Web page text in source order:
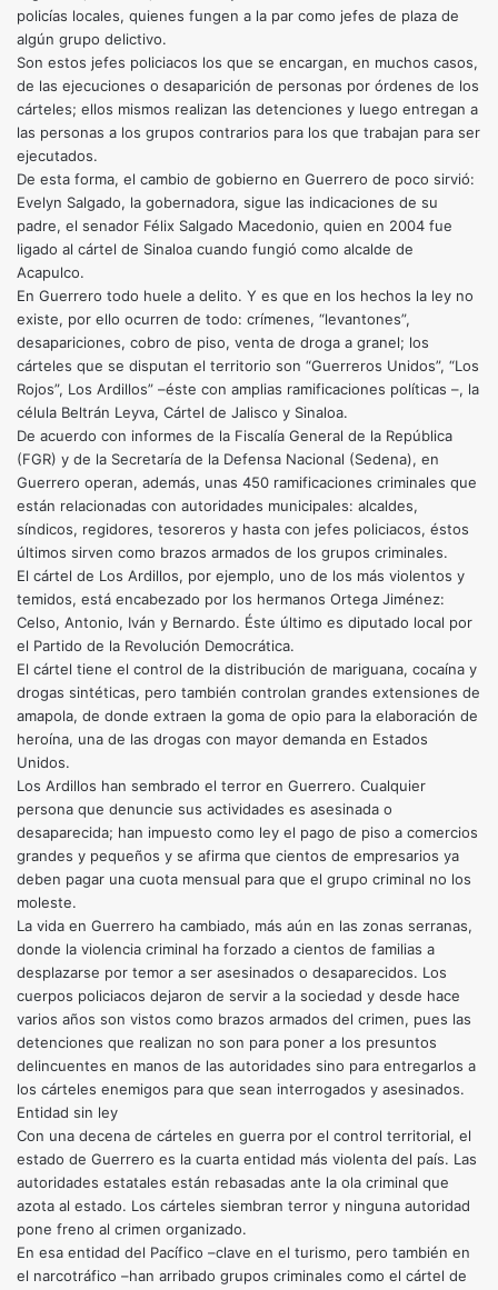
policías locales, quienes fungen a la par como jefes de plaza de
algún grupo delictivo.
Son estos jefes policiacos los que se encargan, en muchos casos,
de las ejecuciones o desaparición de personas por órdenes de los
cárteles; ellos mismos realizan las detenciones y luego entregan a
las personas a los grupos contrarios para los que trabajan para ser
ejecutados.
De esta forma, el cambio de gobierno en Guerrero de poco sirvió:
Evelyn Salgado, la gobernadora, sigue las indicaciones de su
padre, el senador Félix Salgado Macedonio, quien en 2004 fue
ligado al cártel de Sinaloa cuando fungió como alcalde de
Acapulco.
En Guerrero todo huele a delito. Y es que en los hechos la ley no
existe, por ello ocurren de todo: crímenes, “levantones”,
desapariciones, cobro de piso, venta de droga a granel; los
cárteles que se disputan el territorio son “Guerreros Unidos”, “Los
Rojos”, Los Ardillos” –éste con amplias ramificaciones políticas –, la
célula Beltrán Leyva, Cártel de Jalisco y Sinaloa.
De acuerdo con informes de la Fiscalía General de la República
(FGR) y de la Secretaría de la Defensa Nacional (Sedena), en
Guerrero operan, además, unas 450 ramificaciones criminales que
están relacionadas con autoridades municipales: alcaldes,
síndicos, regidores, tesoreros y hasta con jefes policiacos, éstos
últimos sirven como brazos armados de los grupos criminales.
El cártel de Los Ardillos, por ejemplo, uno de los más violentos y
temidos, está encabezado por los hermanos Ortega Jiménez:
Celso, Antonio, Iván y Bernardo. Éste último es diputado local por
el Partido de la Revolución Democrática.
El cártel tiene el control de la distribución de mariguana, cocaína y
drogas sintéticas, pero también controlan grandes extensiones de
amapola, de donde extraen la goma de opio para la elaboración de
heroína, una de las drogas con mayor demanda en Estados
Unidos.
Los Ardillos han sembrado el terror en Guerrero. Cualquier
persona que denuncie sus actividades es asesinada o
desaparecida; han impuesto como ley el pago de piso a comercios
grandes y pequeños y se afirma que cientos de empresarios ya
deben pagar una cuota mensual para que el grupo criminal no los
moleste.
La vida en Guerrero ha cambiado, más aún en las zonas serranas,
donde la violencia criminal ha forzado a cientos de familias a
desplazarse por temor a ser asesinados o desaparecidos. Los
cuerpos policiacos dejaron de servir a la sociedad y desde hace
varios años son vistos como brazos armados del crimen, pues las
detenciones que realizan no son para poner a los presuntos
delincuentes en manos de las autoridades sino para entregarlos a
los cárteles enemigos para que sean interrogados y asesinados.
Entidad sin ley
Con una decena de cárteles en guerra por el control territorial, el
estado de Guerrero es la cuarta entidad más violenta del país. Las
autoridades estatales están rebasadas ante la ola criminal que
azota al estado. Los cárteles siembran terror y ninguna autoridad
pone freno al crimen organizado.
En esa entidad del Pacífico –clave en el turismo, pero también en
el narcotráfico –han arribado grupos criminales como el cártel de